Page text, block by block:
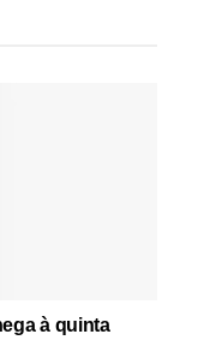
à quinta